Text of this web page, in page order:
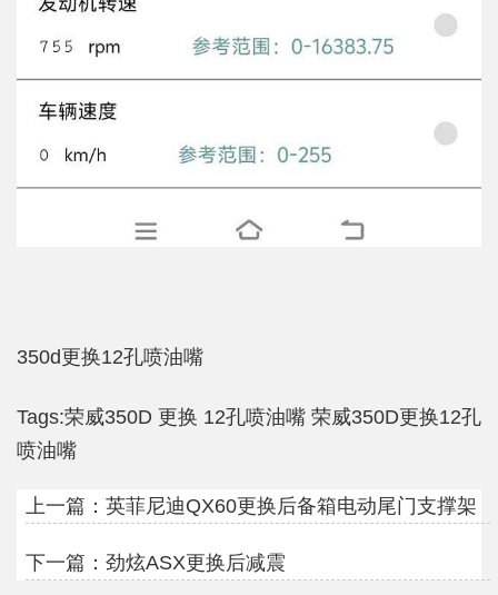
350d更换12孔喷油嘴
Tags:荣威350D 更换 12孔喷油嘴 荣威350D更换12孔
喷油嘴
上一篇： 英菲尼迪QX60更换后备箱电动尾门支撑架
下一篇： 劲炫ASX更换后减震